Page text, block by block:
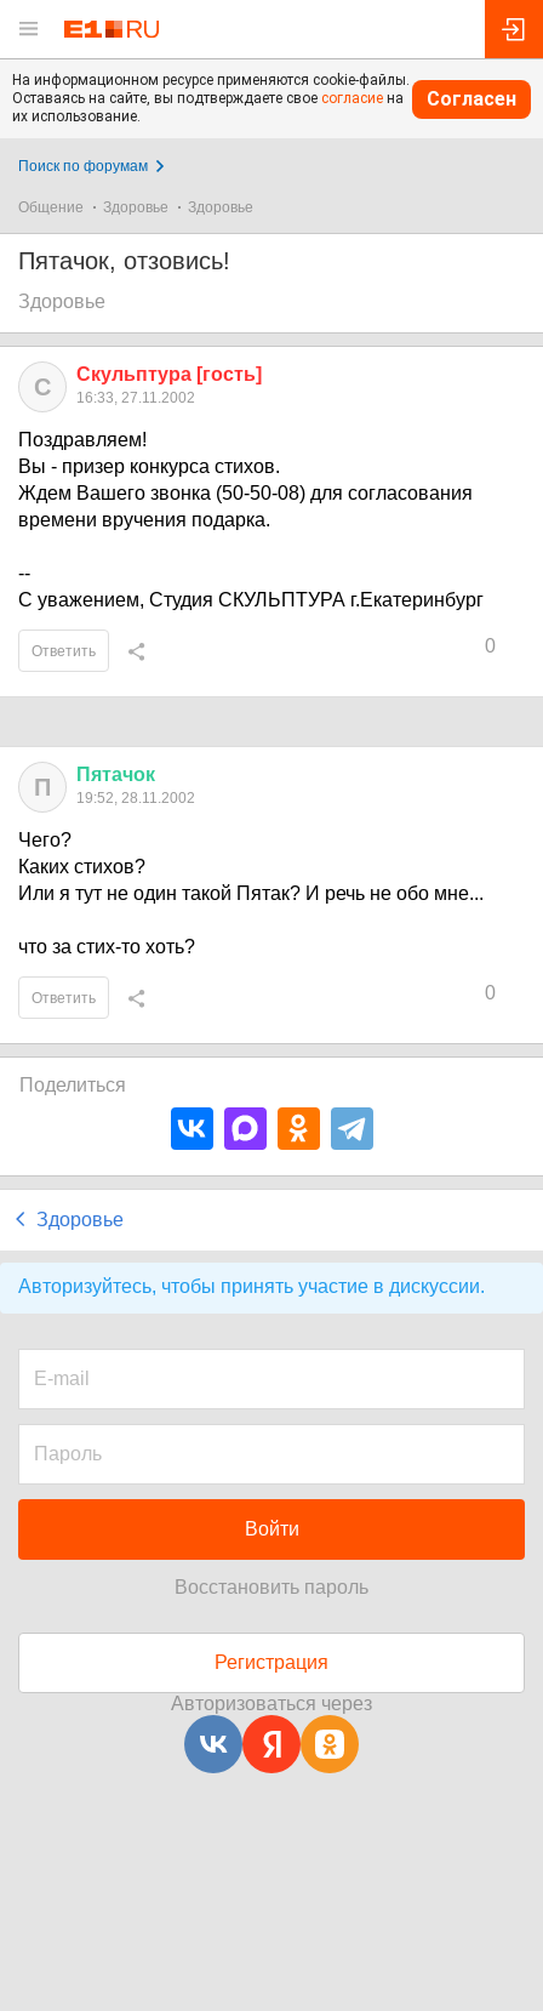
На информационном ресурсе применяются cookie-файлы.
Оставаясь на сайте, вы подтверждаете свое согласие на
их использование.
Согласен
Поиск по форумам
Общение Здоровье Здоровье
Пятачок, отзовись!
Здоровье
С Скульптура [гость]
16:33, 27.11.2002
Поздравляем!
Вы - призер конкурса стихов.
Ждем Вашего звонка (50-50-08) для согласования
времени вручения подарка.
--
С уважением, Студия СКУЛЬПТУРА г.Екатеринбург
0
Ответить
П Пятачок
19:52, 28.11.2002
Чего?
Каких стихов?
Или я тут не один такой Пятак? И речь не обо мне...
что за стих-то хоть?
0
Ответить
Поделиться
Здоровье
Авторизуйтесь, чтобы принять участие в дискуссии.
Войти
Восстановить пароль
Регистрация
Авторизоваться через